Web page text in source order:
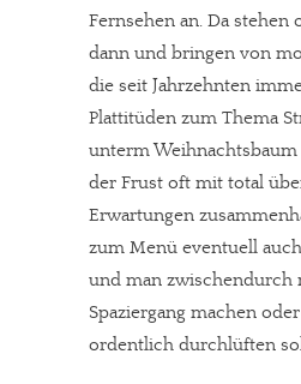
Fernsehen an. Da stehen
dann und bringen von
die seit Jahrzehnten
Plattitüden zum Thema
unterm Weihnachtsbaum
der Frust oft mit total
Erwartungen
zum Menü eventuell
und man zwischendurch
Spaziergang machen
ordentlich durchlüften